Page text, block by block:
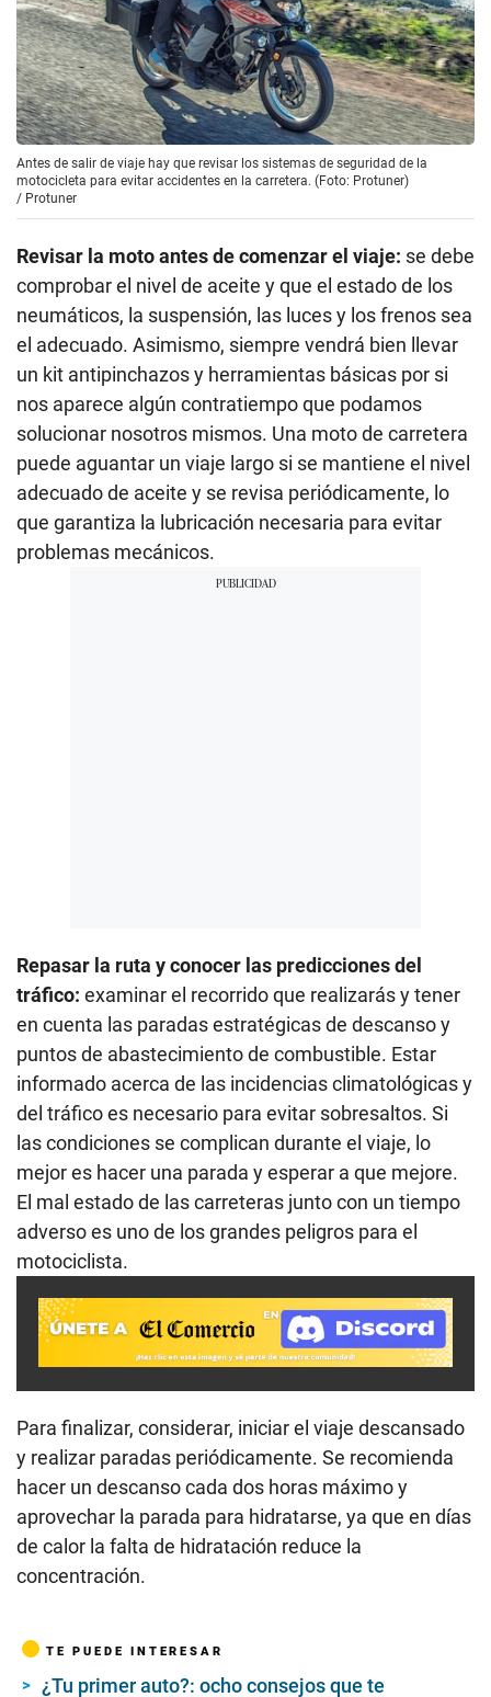
Antes de salir de viaje hay que revisar los sistemas de seguridad de la
motocicleta para evitar accidentes en la carretera. (Foto: Protuner)
/ Protuner
Revisar la moto antes de comenzar el viaje: se debe
comprobar el nivel de aceite y que el estado de los
neumáticos, la suspensión, las luces y los frenos sea
el adecuado. Asimismo, siempre vendrá bien llevar
un kit antipinchazos y herramientas básicas por si
nos aparece algún contratiempo que podamos
solucionar nosotros mismos. Una moto de carretera
puede aguantar un viaje largo si se mantiene el nivel
adecuado de aceite y se revisa periódicamente, lo
que garantiza la lubricación necesaria para evitar
problemas mecánicos.
Repasar la ruta y conocer las predicciones del
tráfico: examinar el recorrido que realizarás y tener
en cuenta las paradas estratégicas de descanso y
puntos de abastecimiento de combustible. Estar
informado acerca de las incidencias climatológicas y
del tráfico es necesario para evitar sobresaltos. Si
las condiciones se complican durante el viaje, lo
mejor es hacer una parada y esperar a que mejore.
El mal estado de las carreteras junto con un tiempo
adverso es uno de los grandes peligros para el
motociclista.
Para finalizar, considerar, iniciar el viaje descansado
y realizar paradas periódicamente. Se recomienda
hacer un descanso cada dos horas máximo y
aprovechar la parada para hidratarse, ya que en días
de calor la falta de hidratación reduce la
concentración.
TE PUEDE INTERESAR
¿Tu primer auto?: ocho consejos que te